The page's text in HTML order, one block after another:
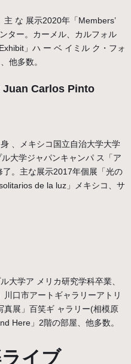
な 展示2020年「Members’
ター。カーメル、カルフォル
」ハ ー ベ イミル ク・フォ
他多数。
Juan Carlos Pinto
、メキシコ国立自治大学大学
大学ジャパンキャンパ ス「ア
。主な展示2017年個展「光の
de la luz」メキシコ、サ
大学ア メリカ研究学科卒業、
口市アートギャラリーアトリ
展」百笑ギ ャラリー(相模原
Here」2階の部屋、他多数。
イブ